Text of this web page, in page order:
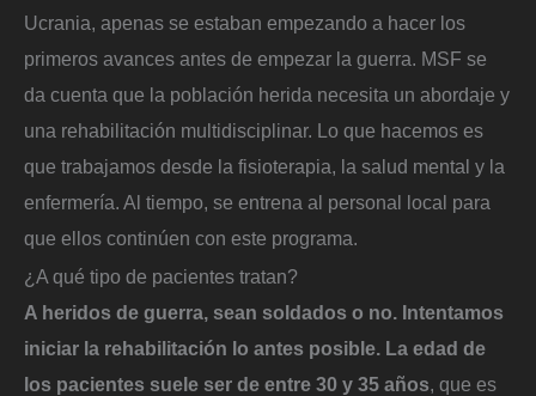
Ucrania, apenas se estaban empezando a hacer los
primeros avances antes de empezar la guerra. MSF se
da cuenta que la población herida necesita un abordaje y
una rehabilitación multidisciplinar. Lo que hacemos es
que trabajamos desde la fisioterapia, la salud mental y la
enfermería. Al tiempo, se entrena al personal local para
que ellos continúen con este programa.
¿A qué tipo de pacientes tratan?
A heridos de guerra, sean soldados o no. Intentamos
iniciar la rehabilitación lo antes posible. La edad de
los pacientes suele ser de entre 30 y 35 años, que es